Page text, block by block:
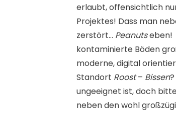
erlaubt, offensichtlich
Projektes! Dass man
zerstört… Peanutseben!
kontaminierte Böden
moderne, digital
Standort Roost– Bissen
ungeeignet ist, doch
neben den wohl